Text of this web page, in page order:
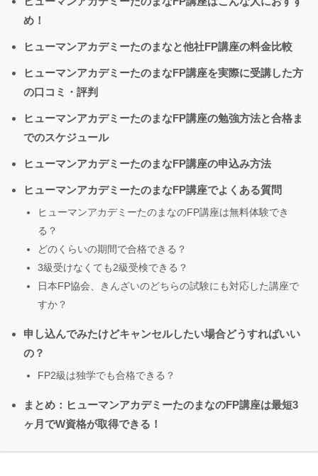
め！
ヒューマンアカデミーたのまなと他社FP講座の料金比較
ヒューマンアカデミーたのまなFP講座を実際に受講した方
の口コミ・評判
ヒューマンアカデミーたのまなFP講座の勉強方法と合格ま
でのスケジュール
ヒューマンアカデミーたのまなFP講座の申込み方法
ヒューマンアカデミーたのまなFP講座でよくある質問
ヒューマンアカデミーたのまなのFP講座は無料体験でき
る？
どのくらいの期間で合格できる？
3級受けなくても2級受検できる？
日本FP協会、きんざいのどちらの試験にも対応した講座で
すか？
申し込んでみたけどキャンセルしたい場合どうすればいい
の？
FP2級は独学でも合格できる？
まとめ：ヒューマンアカデミーたのまなのFP講座は最短3
ヶ月でW資格が取得できる！